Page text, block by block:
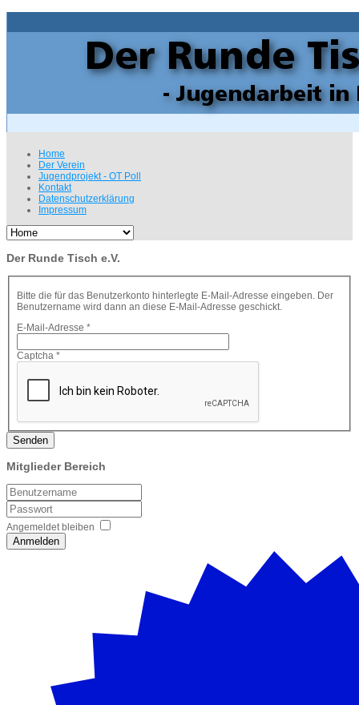
Home
Der Verein
Jugendprojekt - OT Poll
Kontakt
Datenschutzerklärung
Impressum
Der Runde Tisch e.V.
Bitte die für das Benutzerkonto hinterlegte E-Mail-Adresse eingeben. Der
Benutzername wird dann an diese E-Mail-Adresse geschickt.
E-Mail-Adresse *
Captcha *
Senden
Mitglieder Bereich
Angemeldet bleiben
Anmelden